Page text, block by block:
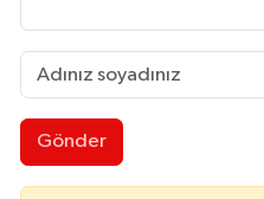
Gönder